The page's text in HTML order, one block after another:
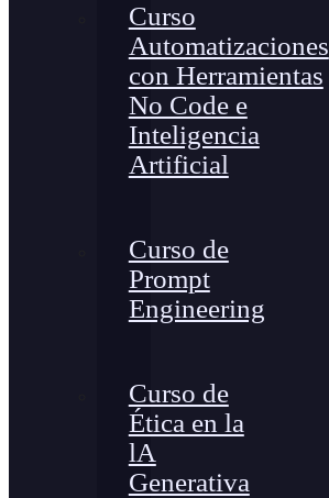
Curso
Automatizaciones
con Herramientas
No Code e
Inteligencia
Artificial
Curso de
Prompt
Engineering
Curso de
Ética en la
lA
Generativa